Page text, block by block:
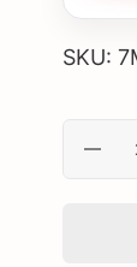
SKU: